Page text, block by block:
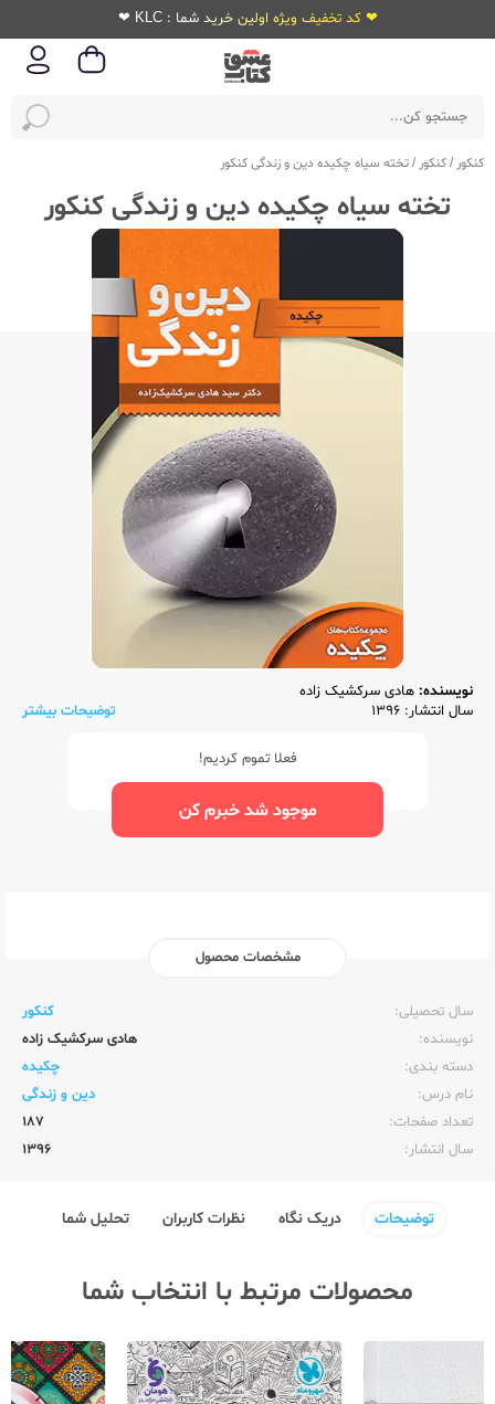
❤ کد تخفیف ویژه اولین خرید شما : KLC ❤
کنکور /کنکور /تخته سیاه چکیده دین و زندگی کنکور
تخته سیاه چکیده دین و زندگی کنکور
نویسنده: هادی سرکشیک زاده
سال انتشار: 1396
توضیحات بیشتر
فعلا تموم کردیم!
موجود شد خبرم کن
مشخصات محصول
سال تحصیلی:‌
کنکور
نویسنده:‌
هادی سرکشیک زاده
دسته بندی:
چکیده
نام درس:
دین و زندگی
تعداد صفحات:‌
187
سال انتشار:‌
1396
توضیحات دریک نگاه نظرات کاربران تحلیل شما
محصولات مرتبط با انتخاب شما